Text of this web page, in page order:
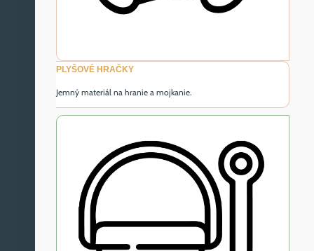
PLYŠOVÉ HRAČKY
Jemný materiál na hranie a mojkanie.